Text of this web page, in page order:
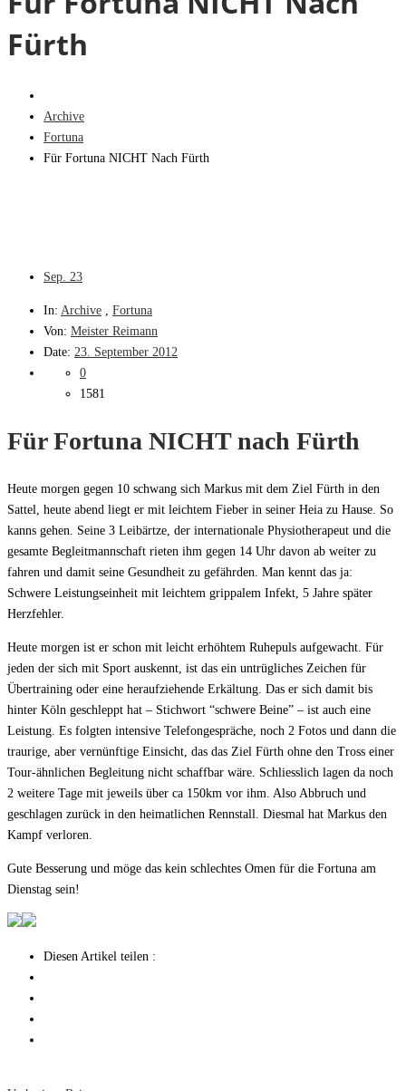
Fürth
Archive
Fortuna
Für Fortuna NICHT Nach Fürth
Sep. 23
In: Archive
Fortuna
Von: Meister Reimann
Date: 23. September 2012
0
1581
Für Fortuna NICHT nach Fürth
Heute morgen gegen 10 schwang sich Markus mit dem Ziel Fürth in den
Sattel, heute abend liegt er mit leichtem Fieber in seiner Heia zu Hause. So
kanns gehen. Seine 3 Leibärtze, der internationale Physiotherapeut und die
gesamte Begleitmannschaft rieten ihm gegen 14 Uhr davon ab weiter zu
fahren und damit seine Gesundheit zu gefährden. Man kennt das ja:
Schwere Leistungseinheit mit leichtem grippalem Infekt, 5 Jahre später
Herzfehler.
Heute morgen ist er schon mit leicht erhöhtem Ruhepuls aufgewacht. Für
jeden der sich mit Sport auskennt, ist das ein untrügliches Zeichen für
Übertraining oder eine heraufziehende Erkältung. Das er sich damit bis
hinter Köln geschleppt hat – Stichwort “schwere Beine” – ist auch eine
Leistung. Es folgten intensive Telefongespräche, noch 2 Fotos und dann die
traurige, aber vernünftige Einsicht, das das Ziel Fürth ohne den Tross einer
Tour-ähnlichen Begleitung nicht schaffbar wäre. Schliesslich lagen da noch
2 weitere Tage mit jeweils über ca 150km vor ihm. Also Abbruch und
geschlagen zurück in den heimatlichen Rennstall. Diesmal hat Markus den
Kampf verloren.
Gute Besserung und möge das kein schlechtes Omen für die Fortuna am
Dienstag sein!
Diesen Artikel teilen :